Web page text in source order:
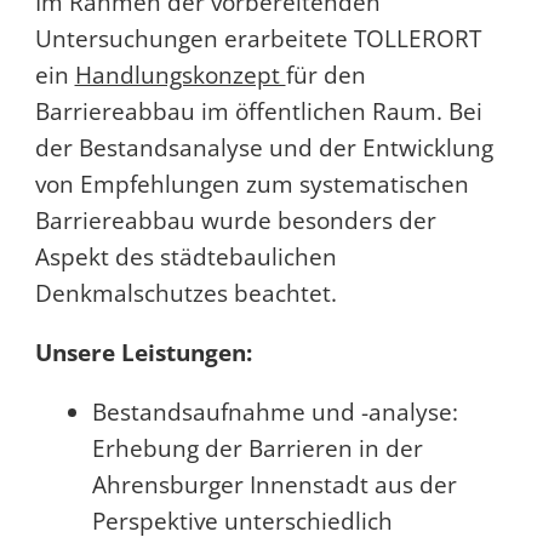
Untersuchungen erarbeitete TOLLERORT
ein Handlungskonzeptfür den
Barriereabbau im öffentlichen Raum. Bei
der Bestandsanalyse und der Entwicklung
von Empfehlungen zum systematischen
Barriereabbau wurde besonders der
Aspekt des städtebaulichen
Denkmalschutzes beachtet.
Unsere Leistungen:
Bestandsaufnahme und -analyse:
Erhebung der Barrieren in der
Ahrensburger Innenstadt aus der
Perspektive unterschiedlich